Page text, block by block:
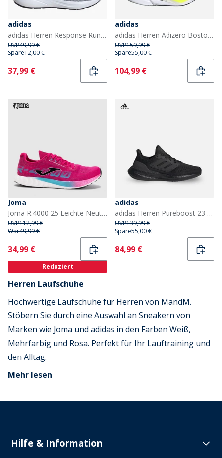
adidas
adidas Herren Response Runner Neutrale Laufschuhe Halo Silver/Core Black/Grau
UVP49,99 €
Spare12,00 €
Current
37,99 €
adidas
adidas Herren Adizero Boston 12 Lightstrike Pro Neutrale Laufschuhe Aurora Ink/Silver Metallic/Pulse Lime
UVP159,99 €
Spare55,00 €
Current
104,99 €
Joma
Joma R.4000 25 Leichte Neutrale Laufschuhe Fuchsia
UVP112,99 €
War49,99 €
Current
34,99 €
Reduziert
adidas
adidas Herren Pureboost 23 Neutrale Laufschuhe Schwarz/Core Black/Carbon
UVP139,99 €
Spare55,00 €
Current
84,99 €
Herren Laufschuhe
Hochwertige Laufschuhe für Herren von MandM.
Stöbern Sie durch eine Auswahl an Sneakern von
Marken wie Joma und adidas in den Farben Weiß,
Mehrfarbig und Rosa. Perfekt für Ihr Lauftraining und
den Alltag.
Mehr lesen
Hilfe & Information